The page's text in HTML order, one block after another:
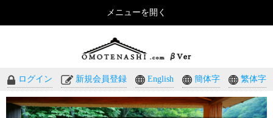
ログイン 新規会員登録 English 簡体字 繁体字
メニューを開く